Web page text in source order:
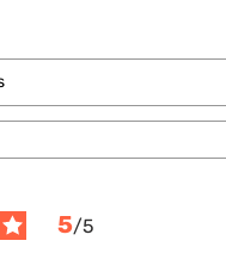
5/5